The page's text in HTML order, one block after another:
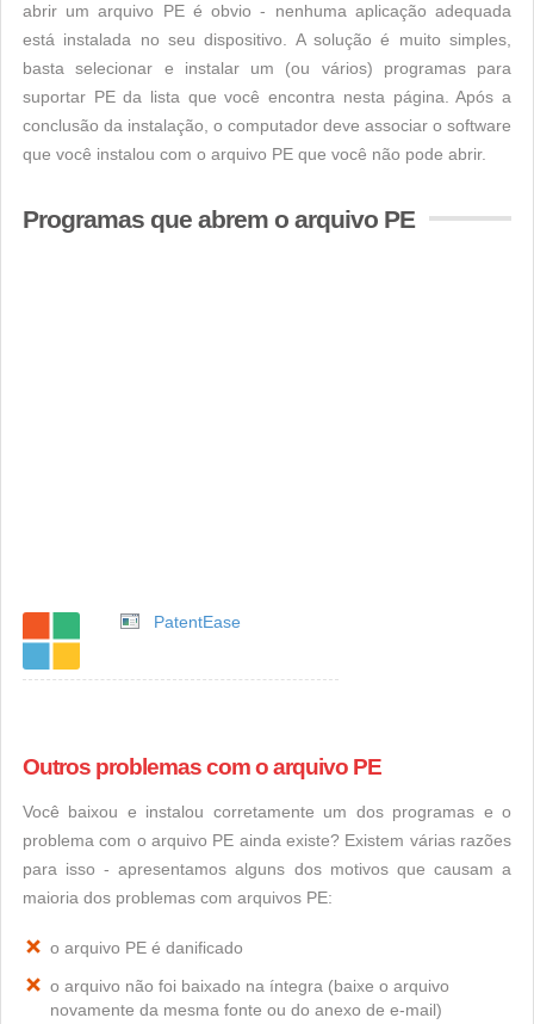
abrir um arquivo PE é obvio - nenhuma aplicação adequada
está instalada no seu dispositivo. A solução é muito simples,
basta selecionar e instalar um (ou vários) programas para
suportar PE da lista que você encontra nesta página. Após a
conclusão da instalação, o computador deve associar o software
que você instalou com o arquivo PE que você não pode abrir.
Programas que abrem o arquivo PE
PatentEase
Outros problemas com o arquivo PE
Você baixou e instalou corretamente um dos programas e o
problema com o arquivo PE ainda existe? Existem várias razões
para isso - apresentamos alguns dos motivos que causam a
maioria dos problemas com arquivos PE:
o arquivo PE é danificado
o arquivo não foi baixado na íntegra (baixe o arquivo
novamente da mesma fonte ou do anexo de e-mail)